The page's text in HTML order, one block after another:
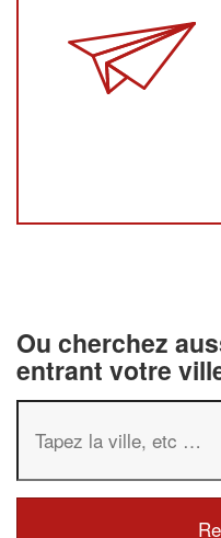
Ou cherchez
entrant votre